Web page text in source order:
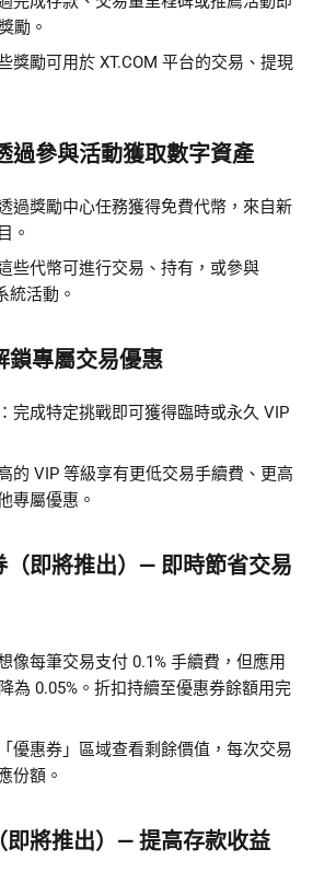
勵。
獎勵可用於 XT.COM 平台的交易、提現
過參與活動獲取數字資產
過獎勵中心任務獲得免費代幣，來自新
。
些代幣可進行交易、持有，或參與
統活動。
鎖專屬交易優惠
：完成特定挑戰即可獲得臨時或永久 VIP
的 VIP 等級享有更低交易手續費、更高
專屬優惠。
（即將推出）— 即時節省交易
像每筆交易支付 0.1% 手續費，但應用
為 0.05%。折扣持續至優惠券餘額用完
優惠券」區域查看剩餘價值，每次交易
份額。
即將推出）— 提高存款收益